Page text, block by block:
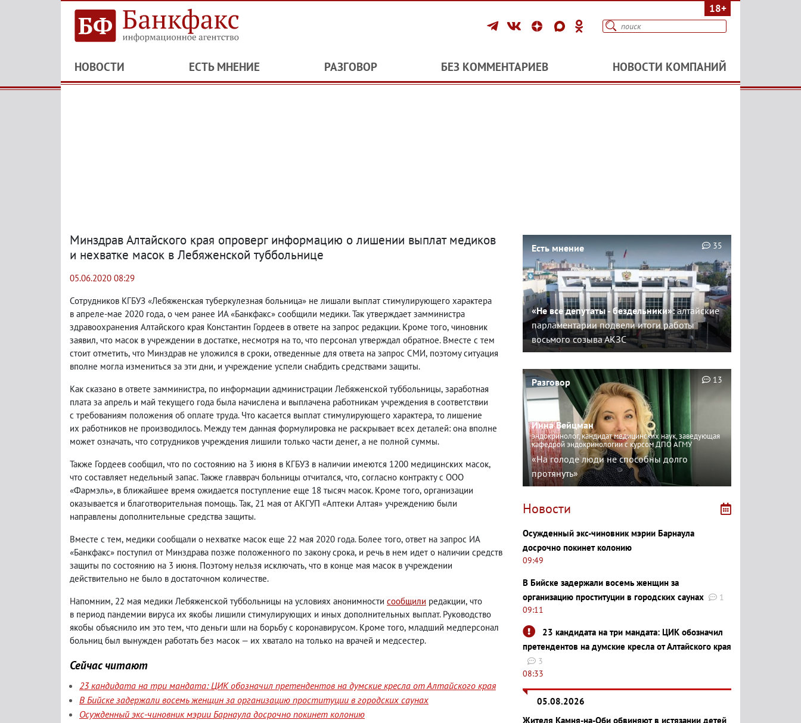
18+
НОВОСТИ ЕСТЬ МНЕНИЕ РАЗГОВОР БЕЗ КОММЕНТАРИЕВ НОВОСТИ КОМПАНИЙ
Минздрав Алтайского края опроверг информацию о лишении выплат медиков
и нехватке масок в Лебяженской туббольнице
05.06.2020 08:29
Сотрудников КГБУЗ «Лебяженская туберкулезная больница» не лишали выплат стимулирующего характера
в апреле-мае 2020 года, о чем ранее ИА «Банкфакс» сообщили медики. Так утверждает замминистра
здравоохранения Алтайского края Константин Гордеев в ответе на запрос редакции. Кроме того, чиновник
заявил, что масок в учреждении в достатке, несмотря на то, что персонал утверждал обратное. Вместе с тем
стоит отметить, что Минздрав не уложился в сроки, отведенные для ответа на запрос СМИ, поэтому ситуация
вполне могла измениться за эти дни, и учреждение успели снабдить средствами защиты.
Как сказано в ответе замминистра, по информации администрации Лебяженской туббольницы, заработная
плата за апрель и май текущего года была начислена и выплачена работникам учреждения в соответствии
с требованиям положения об оплате труда. Что касается выплат стимулирующего характера, то лишение
их работников не производилось. Между тем данная формулировка не раскрывает всех деталей: она вполне
может означать, что сотрудников учреждения лишили только части денег, а не полной суммы.
Также Гордеев сообщил, что по состоянию на 3 июня в КГБУЗ в наличии имеются 1200 медицинских масок,
что составляет недельный запас. Также главврач больницы отчитался, что, согласно контракту с ООО
«Фармэль», в ближайшее время ожидается поступление еще 18 тысяч масок. Кроме того, организации
оказывается и благотворительная помощь. Так, 21 мая от АКГУП «Аптеки Алтая» учреждению были
направлены дополнительные средства защиты.
Вместе с тем, медики сообщали о нехватке масок еще 22 мая 2020 года. Более того, ответ на запрос ИА
«Банкфакс» поступил от Минздрава позже положенного по закону срока, и речь в нем идет о наличии средств
защиты по состоянию на 3 июня. Поэтому нельзя исключать, что в конце мая масок в учреждении
действительно не было в достаточном количестве.
Напомним, 22 мая медики Лебяженской туббольницы на условиях анонимности сообщили редакции, что
в период пандемии вируса их якобы лишили стимулирующих и иных дополнительных выплат. Руководство
якобы объяснило им это тем, что деньги шли на борьбу с коронавирусом. Кроме того, младший медперсонал
больниц был вынужден работать без масок — их хватало на только на врачей и медсестер.
Сейчас читают
23 кандидата на три мандата: ЦИК обозначил претендентов на думские кресла от Алтайского края
В Бийске задержали восемь женщин за организацию проституции в городских саунах
Осужденный экс-чиновник мэрии Барнаула досрочно покинет колонию
Есть мнение
«Не все депутаты - бездельники»:алтайские
парламентарии подвели итоги работы
восьмого созыва АКЗС
35
Разговор
Инна Вейцман
эндокринолог, кандидат медицинских наук, заведующая
кафедрой эндокринологии с курсом ДПО АГМУ
«На голоде люди не способны долго
протянуть»
13
Новости
Осужденный экс-чиновник мэрии Барнаула
досрочно покинет колонию
09:49
В Бийске задержали восемь женщин за
организацию проституции в городских саунах
1
09:11
23 кандидата на три мандата: ЦИК обозначил
претендентов на думские кресла от Алтайского края
3
08:33
05.08.2026
Жителя Камня-на-Оби обвиняют в истязании детей